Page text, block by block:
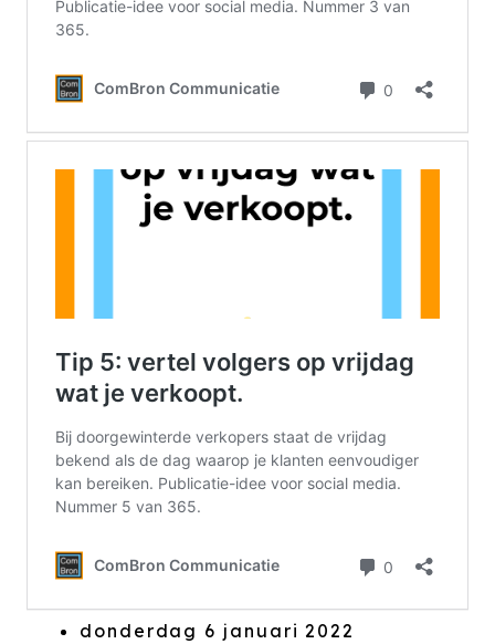
donderdag 6 januari 2022